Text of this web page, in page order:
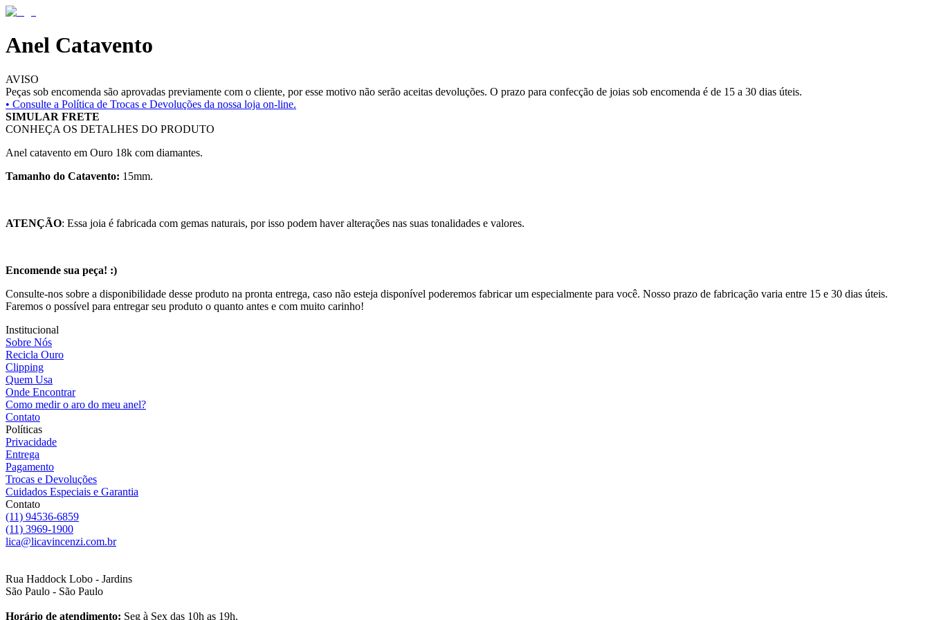
Anel Catavento
AVISO
Peças sob encomenda são aprovadas previamente com o cliente, por esse motivo não serão aceitas devoluções. O prazo para confecção de joias sob encomenda é de 15 a 30 dias úteis.
• Consulte a Política de Trocas e Devoluções da nossa loja on-line.
SIMULAR FRETE
CONHEÇA OS DETALHES DO PRODUTO
Anel catavento em Ouro 18k com diamantes.
Tamanho do Catavento: 15mm.
ATENÇÃO: Essa joia é fabricada com gemas naturais, por isso podem haver alterações nas suas tonalidades e valores.
Encomende sua peça! :)
Consulte-nos sobre a disponibilidade desse produto na pronta entrega, caso não esteja disponível poderemos fabricar um especialmente para você. Nosso prazo de fabricação varia entre 15 e 30 dias úteis.
Faremos o possível para entregar seu produto o quanto antes e com muito carinho!
Institucional
Sobre Nós
Recicla Ouro
Clipping
Quem Usa
Onde Encontrar
Como medir o aro do meu anel?
Contato
Políticas
Privacidade
Entrega
Pagamento
Trocas e Devoluções
Cuidados Especiais e Garantia
Contato
(11) 94536-6859
(11) 3969-1900
lica@licavincenzi.com.br
Rua Haddock Lobo - Jardins
São Paulo - São Paulo
Horário de atendimento: Seg à Sex das 10h as 19h.